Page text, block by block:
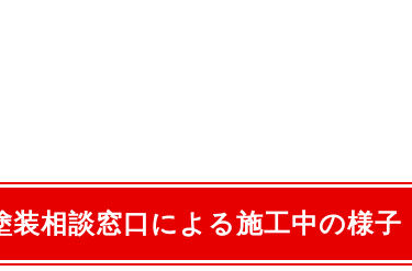
装相談窓口による施工中の様子